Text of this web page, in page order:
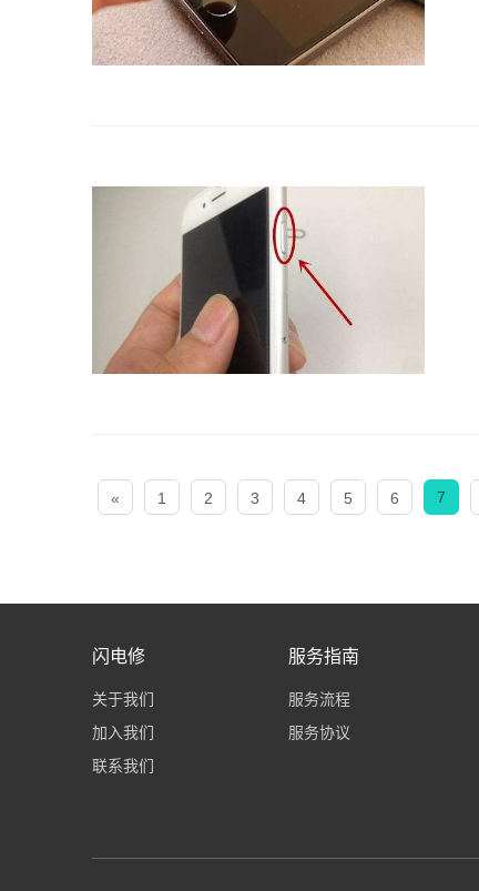
« 1 2 3 4 5 6 7
闪电修
关于我们
加入我们
联系我们
服务指南
服务流程
服务协议